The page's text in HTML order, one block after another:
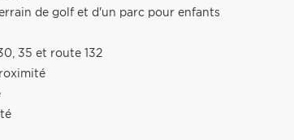
de golf et d'un parc pour enfants
35 et route 132